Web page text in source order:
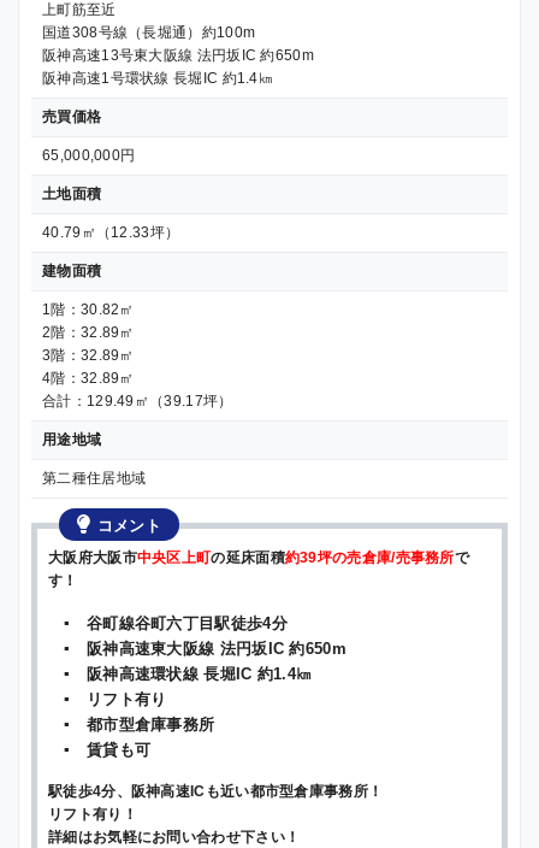
上町筋至近
国道308号線（長堀通）約100m
阪神高速13号東大阪線 法円坂IC 約650m
阪神高速1号環状線 長堀IC 約1.4㎞
売買価格
65,000,000円
土地面積
40.79㎡（12.33坪）
建物面積
1階：30.82㎡
2階：32.89㎡
3階：32.89㎡
4階：32.89㎡
合計：129.49㎡（39.17坪）
用途地域
第二種住居地域
コメント
大阪府大阪市中央区上町の延床面積約39坪の売倉庫/売事務所で
す！
▪ 谷町線谷町六丁目駅徒歩4分
▪ 阪神高速東大阪線 法円坂IC 約650m
▪ 阪神高速環状線 長堀IC 約1.4㎞
▪ リフト有り
▪ 都市型倉庫事務所
▪ 賃貸も可
駅徒歩4分、阪神高速ICも近い都市型倉庫事務所！
リフト有り！
詳細はお気軽にお問い合わせ下さい！